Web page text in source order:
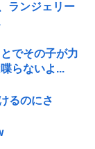
ランジェリー
でその子が力
らないよ...
るのにさ